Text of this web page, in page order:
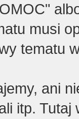
musi
tematu
ani
itp. Tutaj